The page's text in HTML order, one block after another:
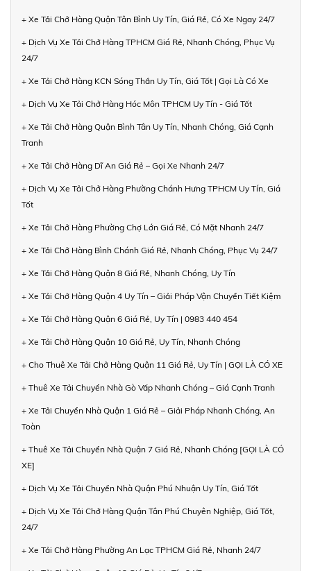
+ Xe Tải Chở Hàng Quận Tân Bình Uy Tín, Giá Rẻ, Có Xe Ngay 24/7
+ Dịch Vụ Xe Tải Chở Hàng TPHCM Giá Rẻ, Nhanh Chóng, Phục Vụ
24/7
+ Xe Tải Chở Hàng KCN Sóng Thần Uy Tín, Giá Tốt | Gọi Là Có Xe
+ Dịch Vụ Xe Tải Chở Hàng Hóc Môn TPHCM Uy Tín - Giá Tốt
+ Xe Tải Chở Hàng Quận Bình Tân Uy Tín, Nhanh Chóng, Giá Cạnh
Tranh
+ Xe Tải Chở Hàng Dĩ An Giá Rẻ – Gọi Xe Nhanh 24/7
+ Dịch Vụ Xe Tải Chở Hàng Phường Chánh Hưng TPHCM Uy Tín, Giá
Tốt
+ Xe Tải Chở Hàng Phường Chợ Lớn Giá Rẻ, Có Mặt Nhanh 24/7
+ Xe Tải Chở Hàng Bình Chánh Giá Rẻ, Nhanh Chóng, Phục Vụ 24/7
+ Xe Tải Chở Hàng Quận 8 Giá Rẻ, Nhanh Chóng, Uy Tín
+ Xe Tải Chở Hàng Quận 4 Uy Tín – Giải Pháp Vận Chuyển Tiết Kiệm
+ Xe Tải Chở Hàng Quận 6 Giá Rẻ, Uy Tín | 0983 440 454
+ Xe Tải Chở Hàng Quận 10 Giá Rẻ, Uy Tín, Nhanh Chóng
+ Cho Thuê Xe Tải Chở Hàng Quận 11 Giá Rẻ, Uy Tín | GỌI LÀ CÓ XE
+ Thuê Xe Tải Chuyển Nhà Gò Vấp Nhanh Chóng – Giá Cạnh Tranh
+ Xe Tải Chuyển Nhà Quận 1 Giá Rẻ – Giải Pháp Nhanh Chóng, An
Toàn
+ Thuê Xe Tải Chuyển Nhà Quận 7 Giá Rẻ, Nhanh Chóng [GỌI LÀ CÓ
XE]
+ Dịch Vụ Xe Tải Chuyển Nhà Quận Phú Nhuận Uy Tín, Giá Tốt
+ Dịch Vụ Xe Tải Chở Hàng Quận Tân Phú Chuyên Nghiệp, Giá Tốt,
24/7
+ Xe Tải Chở Hàng Phường An Lạc TPHCM Giá Rẻ, Nhanh 24/7